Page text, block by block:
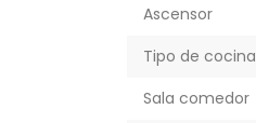
Ascensor
Tipo de cocina
Sala comedor